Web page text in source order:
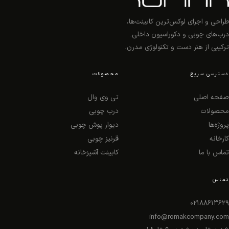
قیمت نهایی پس از بررسی ابعاد فضا، طراحی و انتخاب متریال مشخص
خواهد شد.
نوع یا سبک قیمت شروع (تومان)
های‌گلاس agt ترک 12/900/000
های گلاس ویسپان
نئوکلاسیک با رنگ پلی‌اورتان – 25 میل
طراحی و اجرای لوکس‌ترین کابینت‌ها،
درب‌های چوبی و دکوراسیون داخلی.
ترکیبی از هنر دست و تکنولوژی مدرن.
دسترسی سریع
صفحه اصلی
محصولات
پروژه‌ها
کارخانه
تماس با ما
محصولات
تی وی وال
درب چوبی
دیوار پوش چوبی
قرنیز چوبی
کابینت آشپزخانه
تماس
02188613629
info@romakcompany.com